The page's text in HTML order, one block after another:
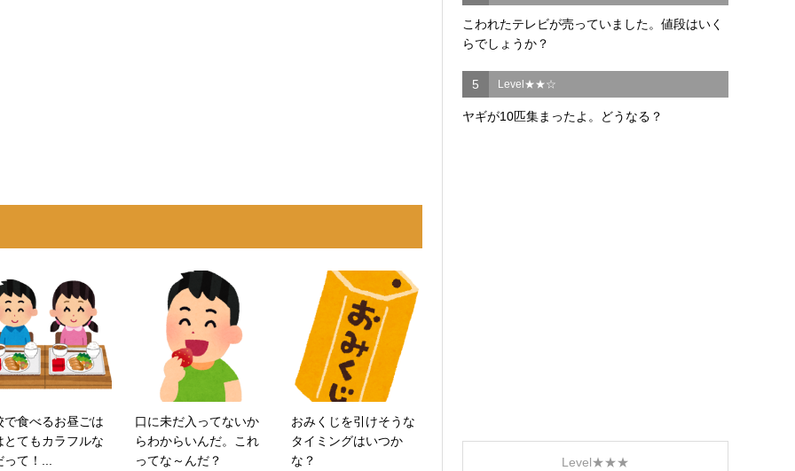
で食べるお昼ごは
とてもカラフルな
って！...
口に未だ入ってないか
らわからいんだ。これ
ってな～んだ？
おみくじを引けそうな
タイミングはいつか
な？
こわれたテレビが売っていました。値段はいく
らでしょうか？
5 Level★★☆
ヤギが10匹集まったよ。どうなる？
Level★★★